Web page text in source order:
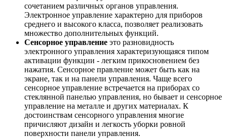
сочетанием различных органов управления.
Электронное управление характерно для приборов
среднего и высокого класса, позволяет реализовать
множество дополнительных функций.
Сенсорное управление это разновидность
электронного управления характеризующаяся типом
активации функции - легким прикосновением без
нажатия. Сенсорное правление может быть как на
экране, так и на панели управления. Чаще всего
сенсорное управление встречается на приборах со
стеклянной панелью управления, но бывает и сенсорное
управление на металле и других материалах. К
достоинствам сенсорного управления многие
причисляют дизайн и легкость уборки ровной
поверхности панели управления.